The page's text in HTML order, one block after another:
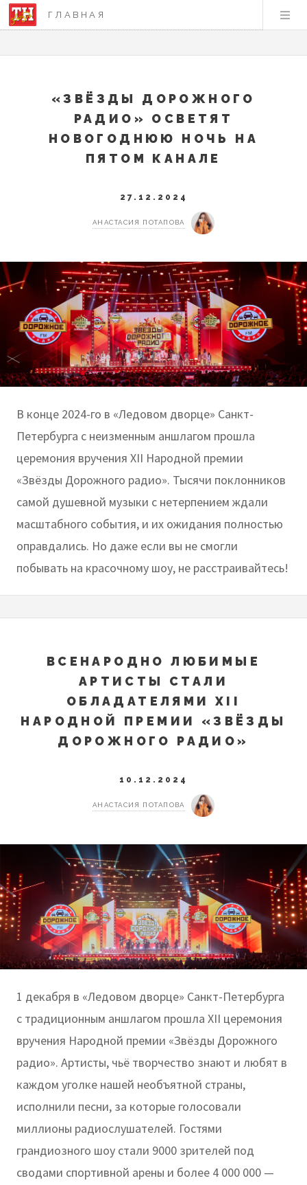
ГЛАВНАЯ
«ЗВЁЗДЫ ДОРОЖНОГО
РАДИО» ОСВЕТЯТ
НОВОГОДНЮЮ НОЧЬ НА
ПЯТОМ КАНАЛЕ
27.12.2024
АНАСТАСИЯ ПОТАПОВА
В конце 2024-го в «Ледовом дворце» Санкт-
Петербурга с неизменным аншлагом прошла
церемония вручения XII Народной премии
«Звёзды Дорожного радио». Тысячи поклонников
самой душевной музыки с нетерпением ждали
масштабного события, и их ожидания полностью
оправдались. Но даже если вы не смогли
побывать на красочному шоу, не расстраивайтесь!
ВСЕНАРОДНО ЛЮБИМЫЕ
АРТИСТЫ СТАЛИ
ОБЛАДАТЕЛЯМИ XII
НАРОДНОЙ ПРЕМИИ «ЗВЁЗДЫ
ДОРОЖНОГО РАДИО»
10.12.2024
АНАСТАСИЯ ПОТАПОВА
1 декабря в «Ледовом дворце» Санкт-Петербурга
с традиционным аншлагом прошла XII церемония
вручения Народной премии «Звёзды Дорожного
радио». Артисты, чьё творчество знают и любят в
каждом уголке нашей необъятной страны,
исполнили песни, за которые голосовали
миллионы радиослушателей. Гостями
грандиозного шоу стали 9000 зрителей под
сводами спортивной арены и более 4 000 000 —